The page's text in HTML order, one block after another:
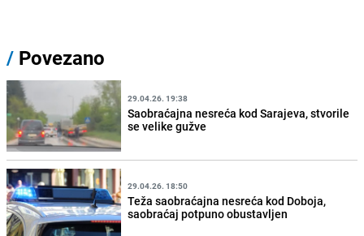
/ Povezano
29.04.26. 19:38
Saobraćajna nesreća kod Sarajeva, stvorile
se velike gužve
29.04.26. 18:50
Teža saobraćajna nesreća kod Doboja,
saobraćaj potpuno obustavljen